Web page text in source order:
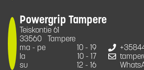
Powergrip Tampere
Teiskontie 61
33560
Tampere
ma - pe
10 - 19
la
10 - 17
su
12 - 16